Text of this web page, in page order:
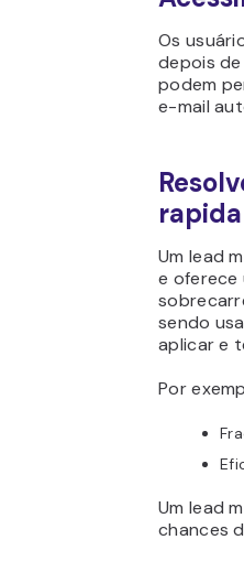
Os
depois de
podem
e-mail
Um lead
e oferece
sendo
aplicar e
Por
Um lead
chances